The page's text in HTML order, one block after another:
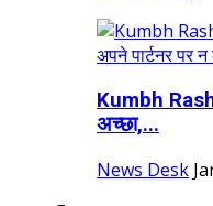
Kumbh
अच्छा,...
News Desk